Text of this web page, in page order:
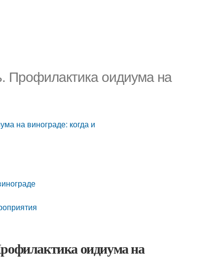
Профилактика оидиума на
на винограде: когда и
оидиума на